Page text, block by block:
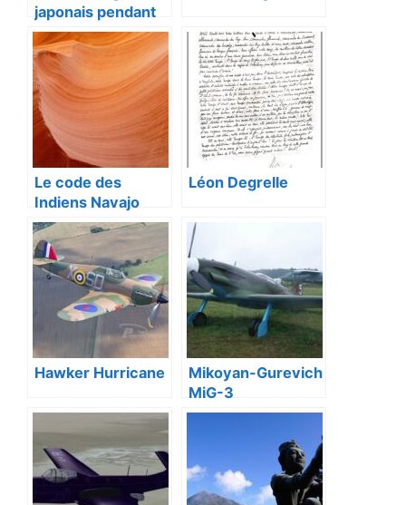
japonais pendant
la Seconde Guerre
mondiale
Le code des
Indiens Navajo
dans la Seconde
Guerre mondiale
Léon Degrelle
Hawker Hurricane
Mikoyan-Gurevich
MiG-3